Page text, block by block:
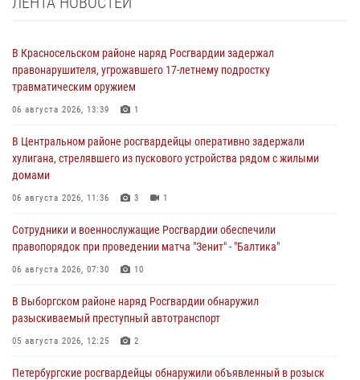
В Красносельском районе наряд Росгвардии задержал
правонарушителя, угрожавшего 17-летнему подростку
травматическим оружием
06 августа 2026, 13:39 1
В Центральном районе росгвардейцы оперативно задержали
хулигана, стрелявшего из пускового устройства рядом с жилыми
домами
06 августа 2026, 11:36 3 1
Сотрудники и военнослужащие Росгвардии обеспечили
правопорядок при проведении матча "Зенит" - "Балтика"
06 августа 2026, 07:30 10
В Выборгском районе наряд Росгвардии обнаружил
разыскиваемый преступный автотранспорт
05 августа 2026, 12:25 2
Петербургские росгвардейцы обнаружили объявленный в розыск